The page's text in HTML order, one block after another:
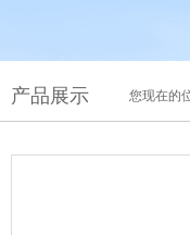
产品展示 您现在的